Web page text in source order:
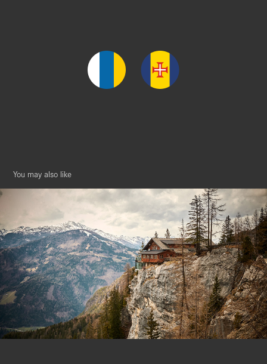
You may also like
Lienzer Dolomitenhütte, Austria